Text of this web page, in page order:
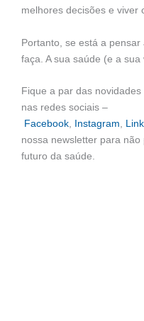
melhores decisões e viver
Portanto, se está a
faça. A sua saúde (e a sua
Fique a par das novidades
nas redes sociais –
Facebook, Instagram,
nossa newsletter para
futuro da saúde.